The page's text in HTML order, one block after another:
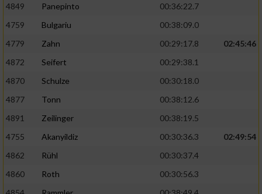
4849
Panepinto
00:36:22.7
4759
Bulgariu
00:38:09.0
4779
Zahn 00:29:17.8
02:45:46
4872
Seifert
00:29:38.1
4870
Schulze
00:30:18.0
4877
Tonn
00:38:12.6
4891
Zeilinger
00:38:19.5
4755
Akanyildiz 00:30:36.3
02:49:54
4862
Rühl
00:30:37.4
4860
Roth
00:30:56.3